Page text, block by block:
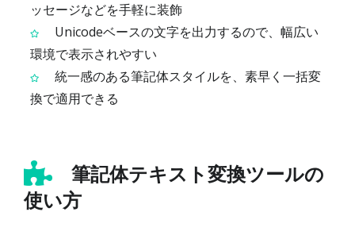
ッセージなどを手軽に装飾
Unicodeベースの文字を出力するので、幅広い
環境で表示されやすい
統一感のある筆記体スタイルを、素早く一括変
換で適用できる
筆記体テキスト変換ツールの
使い方